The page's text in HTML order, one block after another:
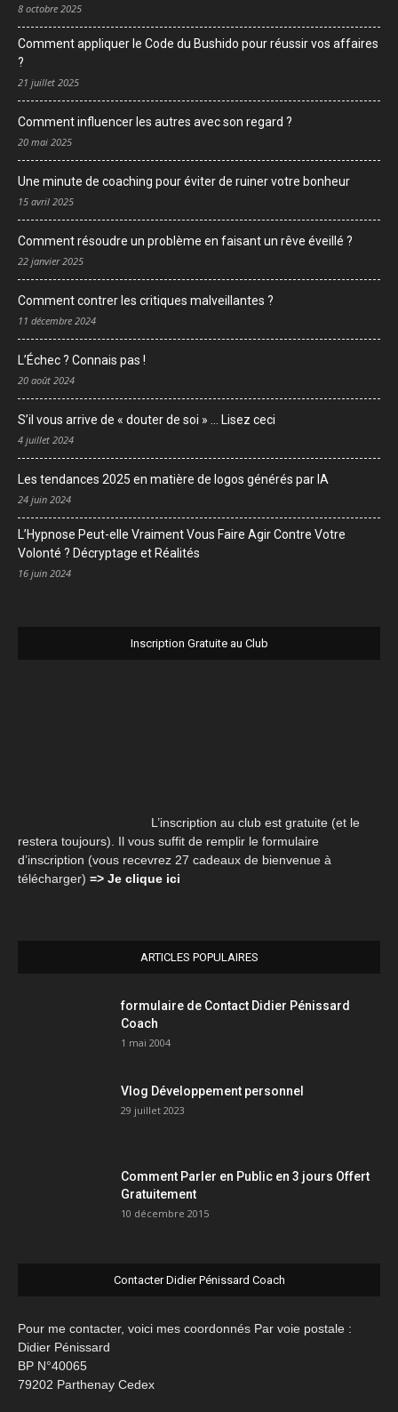
8 octobre 2025
Comment appliquer le Code du Bushido pour réussir vos affaires
?
21 juillet 2025
Comment influencer les autres avec son regard ?
20 mai 2025
Une minute de coaching pour éviter de ruiner votre bonheur
15 avril 2025
Comment résoudre un problème en faisant un rêve éveillé ?
22 janvier 2025
Comment contrer les critiques malveillantes ?
11 décembre 2024
L’Échec ? Connais pas !
20 août 2024
S’il vous arrive de « douter de soi » … Lisez ceci
4 juillet 2024
Les tendances 2025 en matière de logos générés par IA
24 juin 2024
L’Hypnose Peut-elle Vraiment Vous Faire Agir Contre Votre
Volonté ? Décryptage et Réalités
16 juin 2024
Inscription Gratuite au Club
L’inscription au club est gratuite (et le
restera toujours). Il vous suffit de remplir le formulaire
d’inscription (vous recevrez 27 cadeaux de bienvenue à
télécharger) => Je clique ici
ARTICLES POPULAIRES
formulaire de Contact Didier Pénissard
Coach
1 mai 2004
Vlog Développement personnel
29 juillet 2023
Comment Parler en Public en 3 jours Offert
Gratuitement
10 décembre 2015
Contacter Didier Pénissard Coach
Pour me contacter, voici mes coordonnés Par voie postale :
Didier Pénissard
BP N°40065
79202 Parthenay Cedex